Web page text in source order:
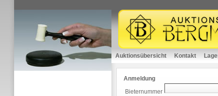
Auktionsübersicht Kontakt
Anmeldung
Bieternummer